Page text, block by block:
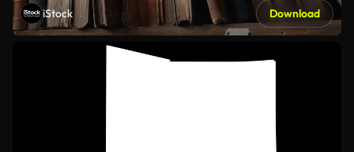
iStock Download